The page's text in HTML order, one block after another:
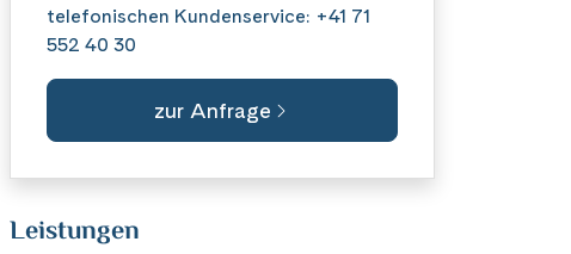
telefonischen Kundenservice: +41 71
552 40 30
zur Anfrage
Leistungen